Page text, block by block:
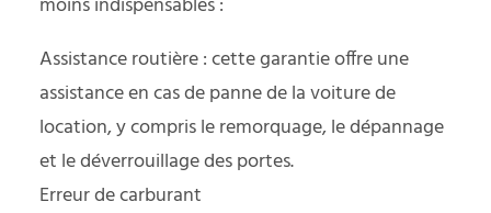
Assistance routière : cette garantie offre une
assistance en cas de panne de la voiture de
location, y compris le remorquage, le dépannage
et le déverrouillage des portes.
Erreur de carburant